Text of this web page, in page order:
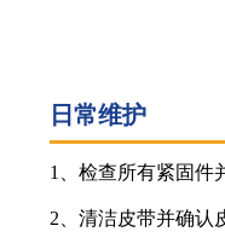
日常维护
1、检查所有紧固件
2、清洁皮带并确认